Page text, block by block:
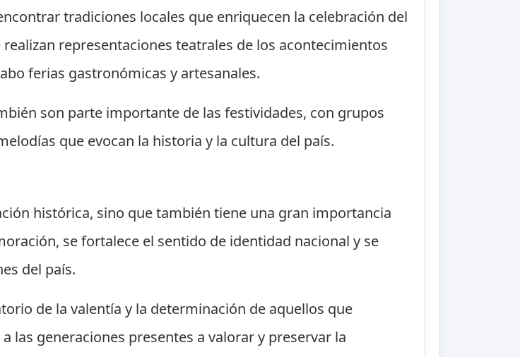
tradiciones locales que enriquecen la celebración del
representaciones teatrales de los acontecimientos
ferias gastronómicas y artesanales.
son parte importante de las festividades, con grupos
que evocan la historia y la cultura del país.
histórica, sino que también tiene una gran importancia
se fortalece el sentido de identidad nacional y se
del país.
de la valentía y la determinación de aquellos que
las generaciones presentes a valorar y preservar la